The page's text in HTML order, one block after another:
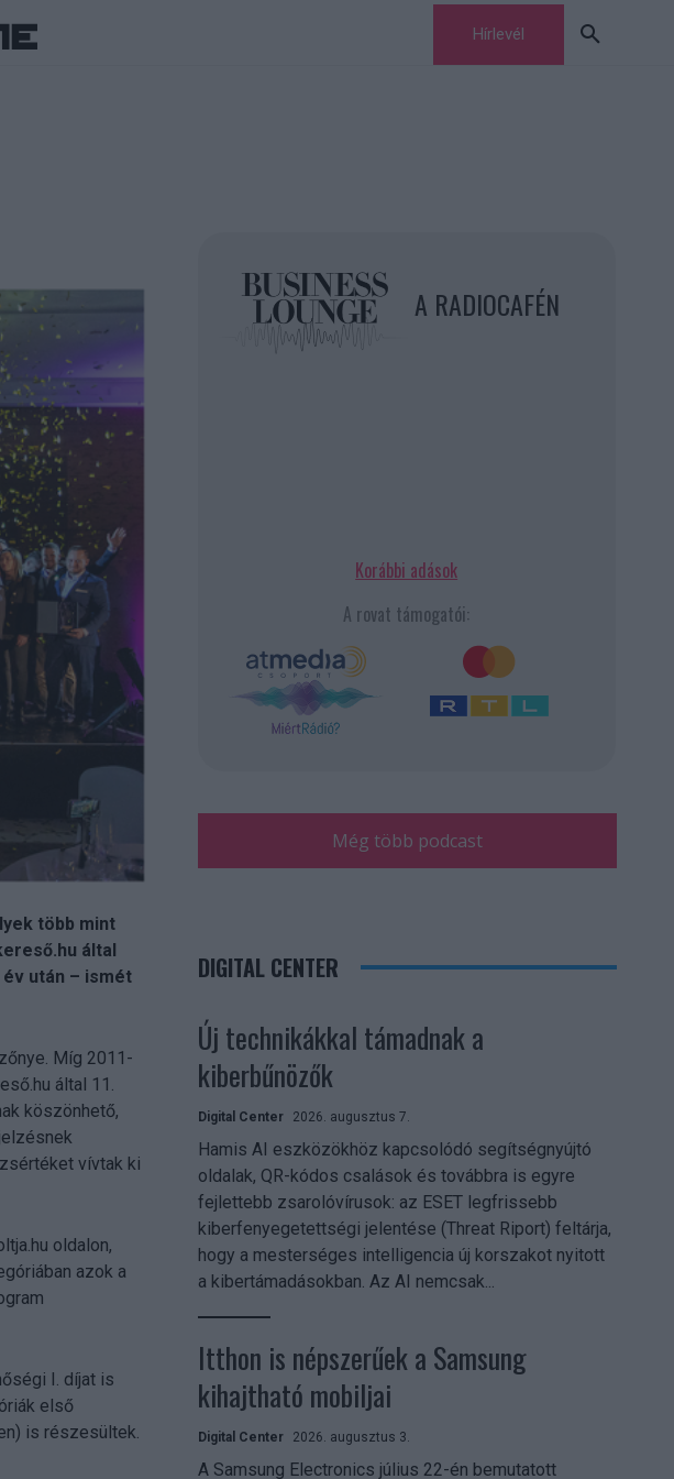
Hírlevél
több mint
által
után – ismét
Míg 2011-
által 11.
köszönhető,
vívtak ki
oldalon,
azok a
I. díjat is
első
is részesültek.
A RADIOCAFÉN
Korábbi adások
A rovat támogatói:
Még több podcast
DIGITAL CENTER
Új technikákkal támadnak a
kiberbűnözők
Digital Center 2026. augusztus 7.
Hamis AI eszközökhöz kapcsolódó segítségnyújtó
oldalak, QR-kódos csalások és továbbra is egyre
fejlettebb zsarolóvírusok: az ESET legfrissebb
kiberfenyegetettségi jelentése (Threat Riport) feltárja,
hogy a mesterséges intelligencia új korszakot nyitott
a kibertámadásokban. Az AI nemcsak...
Itthon is népszerűek a Samsung
kihajtható mobiljai
Digital Center 2026. augusztus 3.
A Samsung Electronics július 22-én bemutatott